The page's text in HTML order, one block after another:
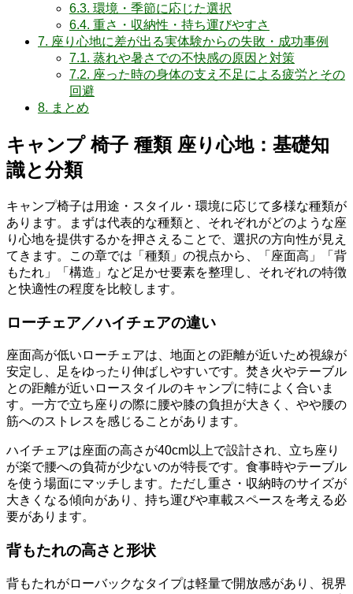
6.3. 環境・季節に応じた選択
6.4. 重さ・収納性・持ち運びやすさ
7. 座り心地に差が出る実体験からの失敗・成功事例
7.1. 蒸れや暑さでの不快感の原因と対策
7.2. 座った時の身体の支え不足による疲労とその
回避
8. まとめ
キャンプ 椅子 種類 座り心地：基礎知
識と分類
キャンプ椅子は用途・スタイル・環境に応じて多様な種類が
あります。まずは代表的な種類と、それぞれがどのような座
り心地を提供するかを押さえることで、選択の方向性が見え
てきます。この章では「種類」の視点から、「座面高」「背
もたれ」「構造」など足かせ要素を整理し、それぞれの特徴
と快適性の程度を比較します。
ローチェア／ハイチェアの違い
座面高が低いローチェアは、地面との距離が近いため視線が
安定し、足をゆったり伸ばしやすいです。焚き火やテーブル
との距離が近いロースタイルのキャンプに特によく合いま
す。一方で立ち座りの際に腰や膝の負担が大きく、やや腰の
筋へのストレスを感じることがあります。
ハイチェアは座面の高さが40cm以上で設計され、立ち座り
が楽で腰への負荷が少ないのが特長です。食事時やテーブル
を使う場面にマッチします。ただし重さ・収納時のサイズが
大きくなる傾向があり、持ち運びや車載スペースを考える必
要があります。
背もたれの高さと形状
背もたれがローバックなタイプは軽量で開放感があり、視界